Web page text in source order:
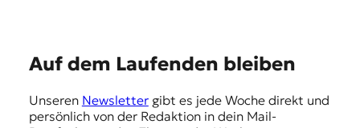
Auf dem Laufenden bleiben
Unseren Newslettergibt es jede Woche direkt und
persönlich von der Redaktion in dein Mail-